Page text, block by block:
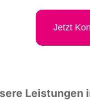
Jetzt
Leis­tun­gen